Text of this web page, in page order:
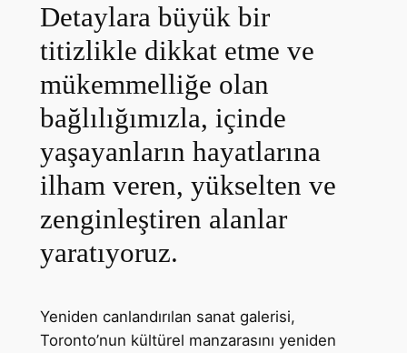
Detaylara büyük bir
titizlikle dikkat etme ve
mükemmelliğe olan
bağlılığımızla, içinde
yaşayanların hayatlarına
ilham veren, yükselten ve
zenginleştiren alanlar
yaratıyoruz.
Yeniden canlandırılan sanat galerisi,
Toronto’nun kültürel manzarasını yeniden